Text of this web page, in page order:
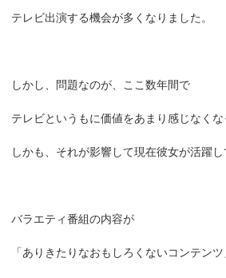
テレビ出演する機会が多くなりました。
しかし、問題なのが、ここ数年間で
テレビというもに価値をあまり感じなくな
しかも、それが影響して現在彼女が活躍し
バラエティ番組の内容が
「ありきたりなおもしろくないコンテンツ